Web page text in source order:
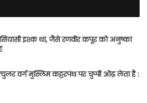
इश्क था, जैसे रणवीर कपूर को अनुष्का
वर्ग मुस्लिम कट्टरपंथ पर चुप्पी ओढ़ लेता है :